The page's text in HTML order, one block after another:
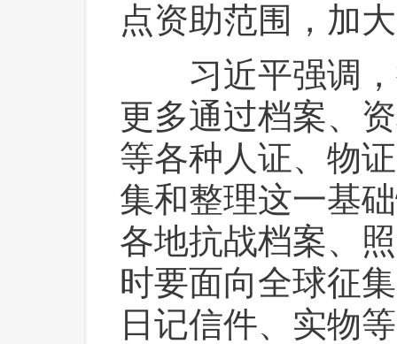
点资助范围，加
习近平强调，
更多通过档案、
等各种人证、物
集和整理这一基
各地抗战档案、
时要面向全球征
日记信件、实物